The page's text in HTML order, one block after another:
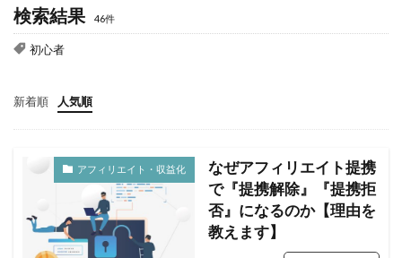
検索結果 46件
初心者
新着順 人気順
アフィリエイト・収益化
なぜアフィリエイト提携
で『提携解除』『提携拒
否』になるのか【理由を
教えます】
ワードプレス中級者
上級者
中級者
初心者
稼ぐステップ
検索